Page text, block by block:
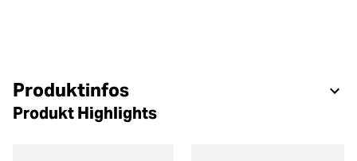
Produktinfos
Produkt Highlights